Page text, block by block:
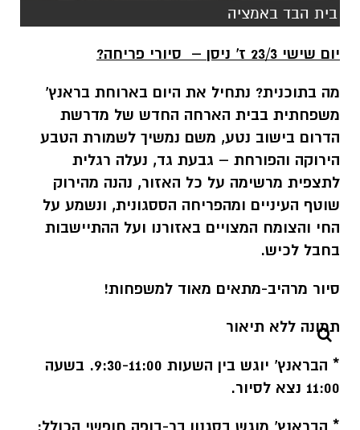
בית הבד באמציה
יום שישי 23/3 ז' ניסן – סיורי פריחה?
מה בתוכנית? נתחיל את היום בארוחת בראנץ'
משפחתית בבית הארחה החדש של מדרשת
הדרום בישוב נטע, משם נמשיך לשמורת הטבע
הירוקה והפורחת – גבעת גד, נעלה רגלית
לתצפית מרשימה על כל האזור, נהנה מהירוק
שוטף העיניים ומהפריחה הססגונית, ונשמע על
החי והצומח המצויים באזורנו ועל ההתיישבות
בחבל לכיש.
סיור מרהיב-מתאים מאוד למשפחות!
* הבראנץ' יוגש בין השעות 9:30-11:00. בשעה
11:00 נצא לסיור.